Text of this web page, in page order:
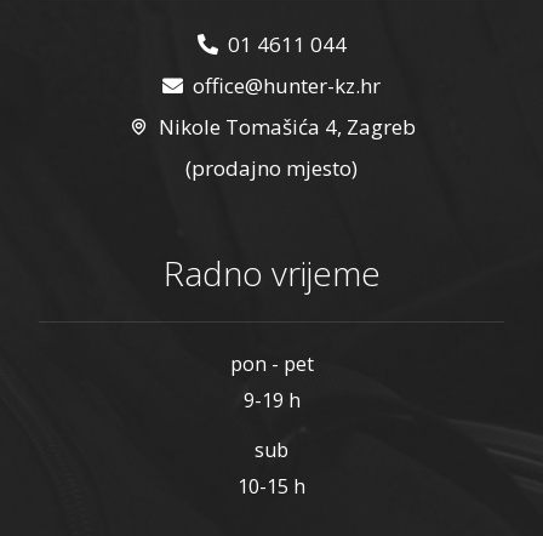
01 4611 044
office@hunter-kz.hr
Nikole Tomašića 4, Zagreb
(prodajno mjesto)
Radno vrijeme
pon - pet
9-19 h
sub
10-15 h